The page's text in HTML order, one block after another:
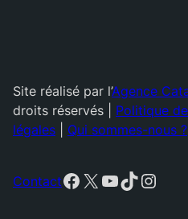
Site réalisé par l’Agence
droits réservés | Politique
légales
Qui sommes-nous ?
ContactFacebook
X YouTube
TikTok